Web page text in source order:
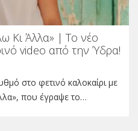
Κι Άλλα» | Το νέο
video από την Ύδρα!
στο φετινό καλοκαίρι με
που έγραψε το…